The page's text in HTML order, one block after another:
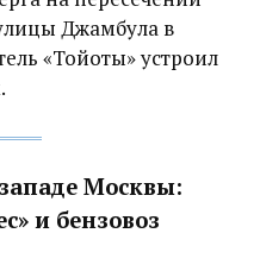
Джамбула в
«Тойоты» устроил
Москвы:
и бензовоз